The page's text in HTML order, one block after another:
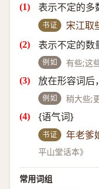
表示不定的多
书证 宋江取
表示不定的数
例如 有些;这
放在形容词后
例如 稍大些;
{语气词}
书证 年老爹
平山堂话本》
常用词组